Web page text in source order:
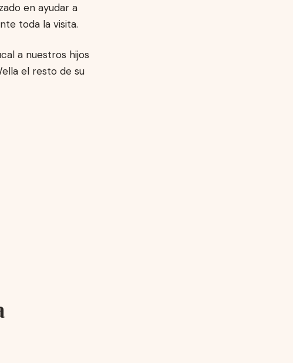
en ayudar a
toda la visita.
a nuestros hijos
el resto de su